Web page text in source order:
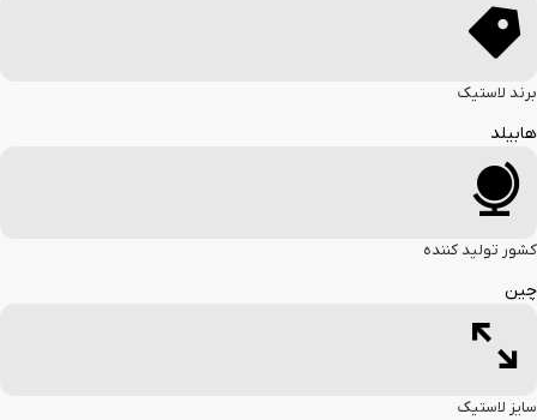
هابیلد
برند لاستیک
چین
کشور تولید کننده
سایز لاستیک